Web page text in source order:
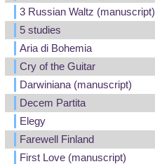
3 Russian Waltz (manuscript)
5 studies
Aria di Bohemia
Cry of the Guitar
Darwiniana (manuscript)
Decem Partita
Elegy
Farewell Finland
First Love (manuscript)